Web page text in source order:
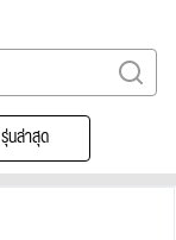
รุ่นล่าสุด